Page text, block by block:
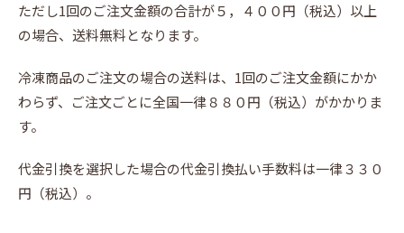
ただし1回のご注文金額の合計が５，４００円（税込）以上
の場合、送料無料となります。
冷凍商品のご注文の場合の送料は、1回のご注文金額にかか
わらず、ご注文ごとに全国一律８８０円（税込）がかかりま
す。
代金引換を選択した場合の代金引換払い手数料は一律３３０
円（税込）。